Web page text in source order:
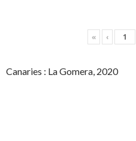
« ‹
Canaries : La Gomera, 2020